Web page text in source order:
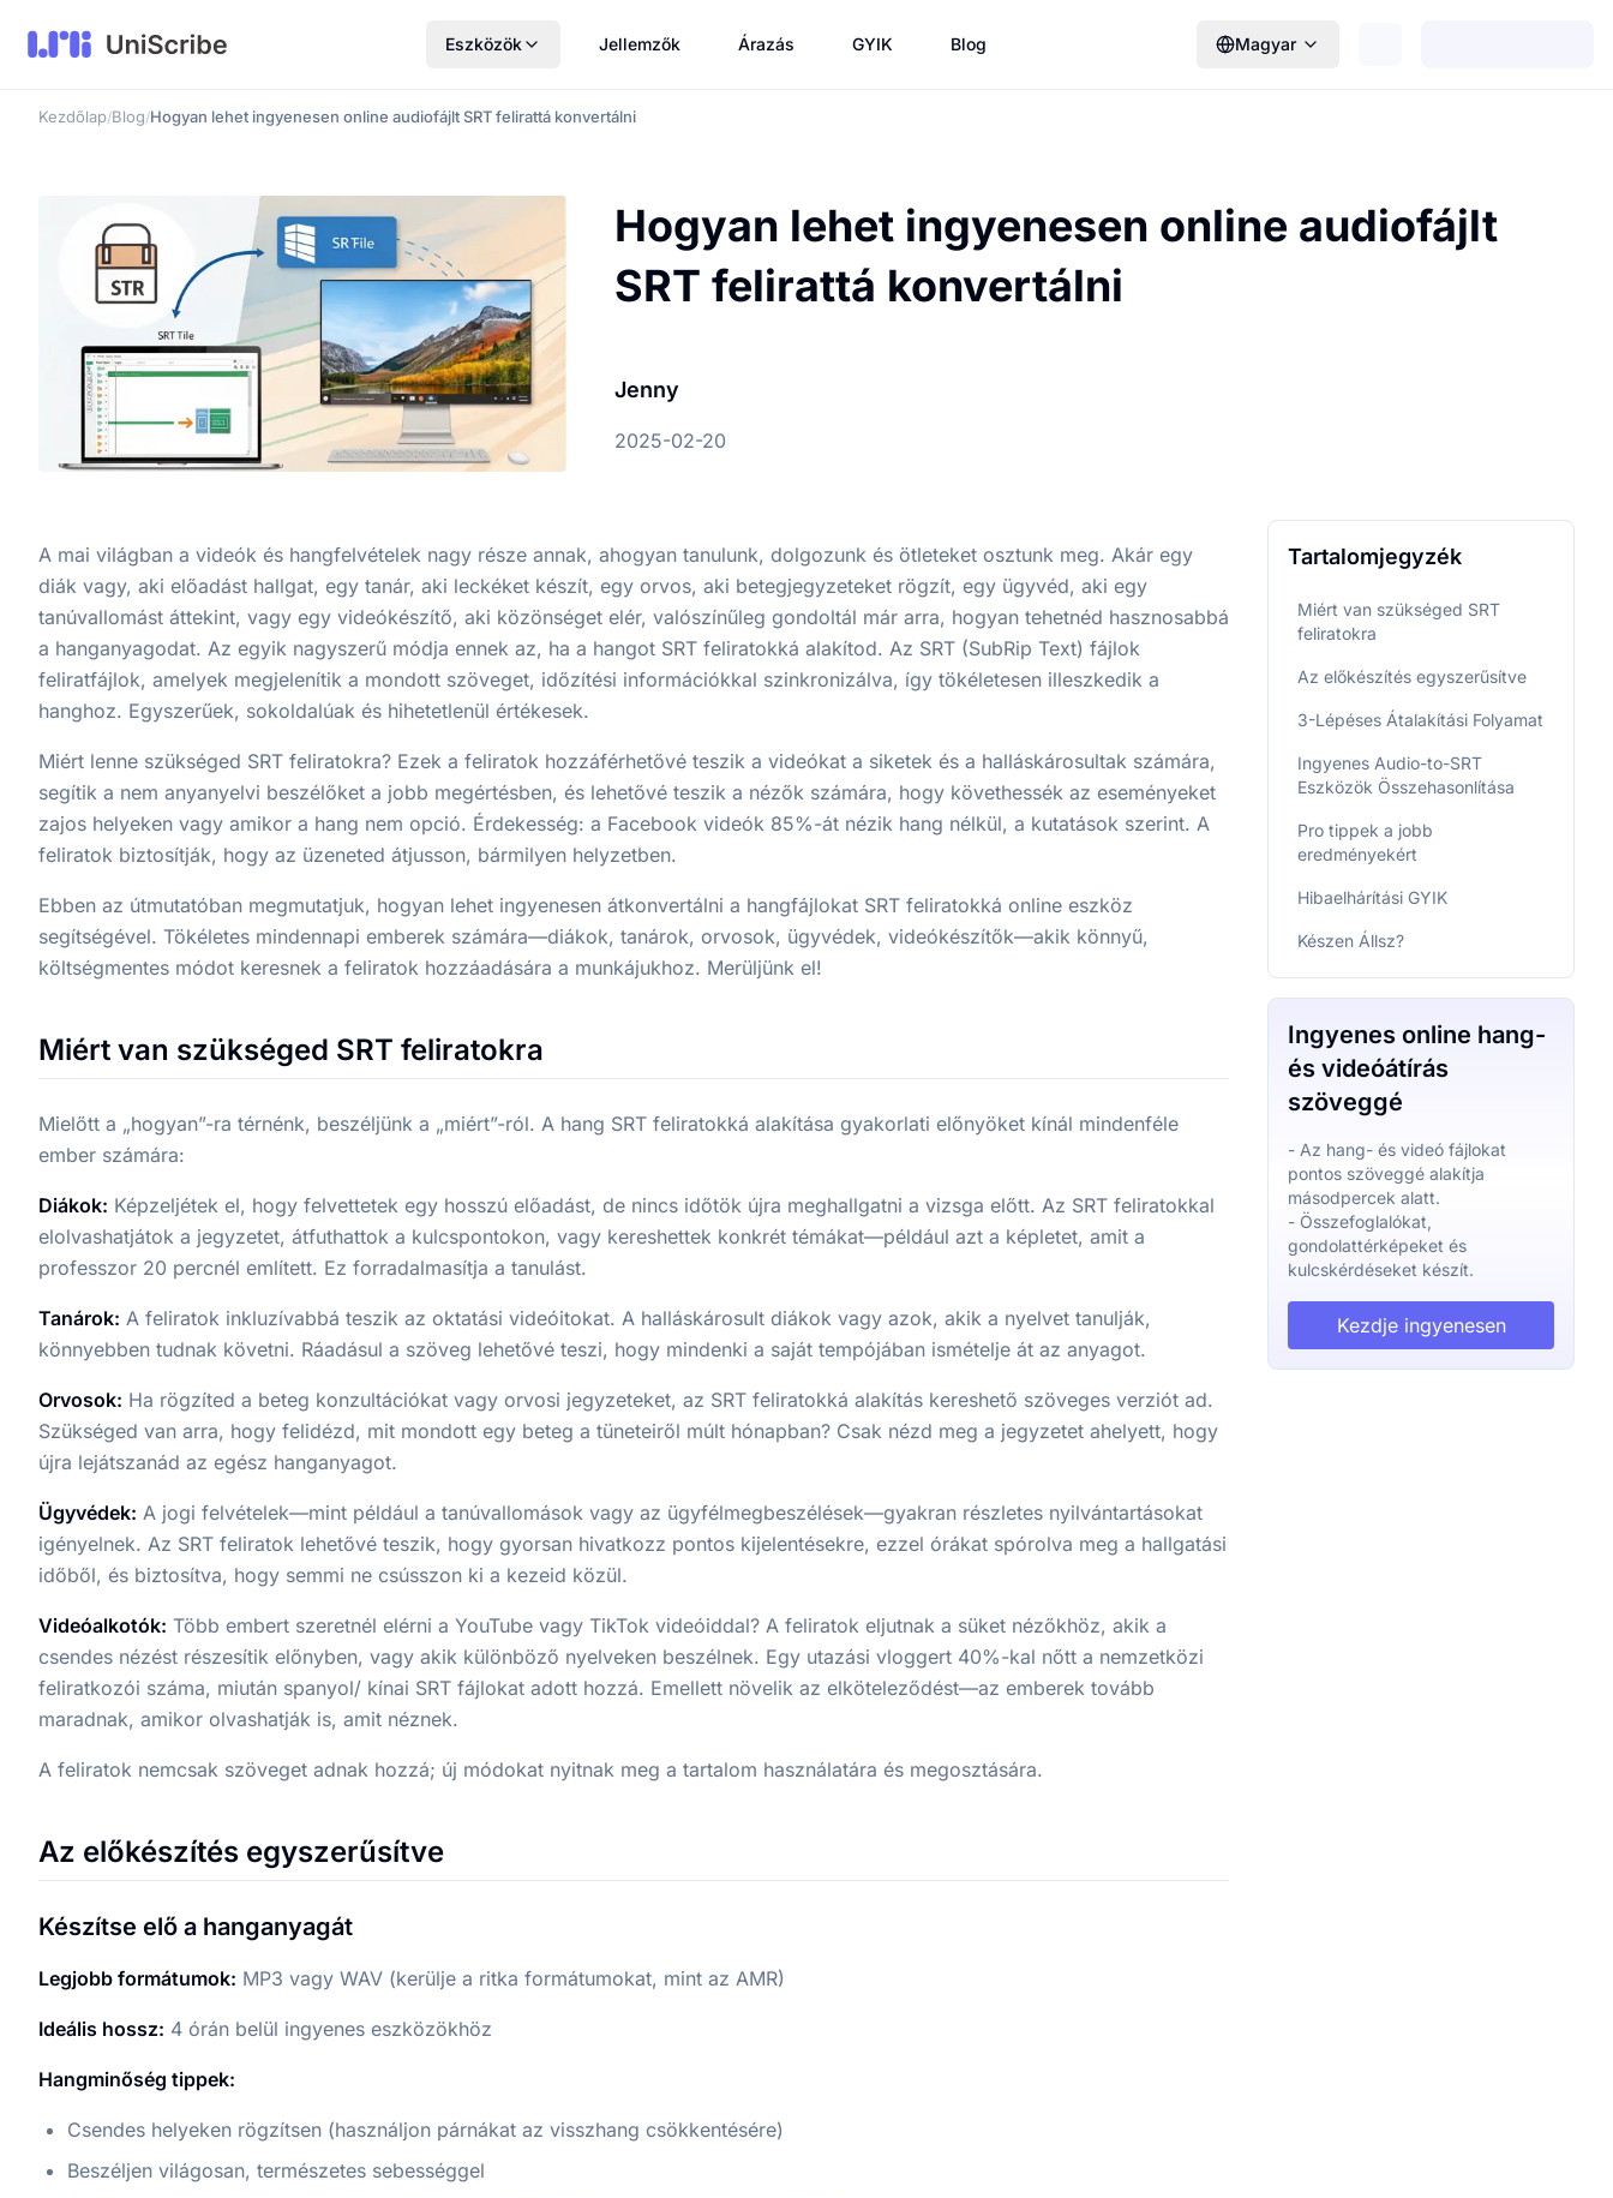
Eszközök Jellemzők Árazás GYIK Blog Magyar
Kezdőlap/Blog/Hogyan lehet ingyenesen online audiofájlt SRT felirattá konvertálni
Hogyan lehet ingyenesen online audiofájlt
SRT felirattá konvertálni
Jenny
2025-02-20
A mai világban a videók és hangfelvételek nagy része annak, ahogyan tanulunk, dolgozunk és ötleteket osztunk meg. Akár egy
diák vagy, aki előadást hallgat, egy tanár, aki leckéket készít, egy orvos, aki betegjegyzeteket rögzít, egy ügyvéd, aki egy
tanúvallomást áttekint, vagy egy videókészítő, aki közönséget elér, valószínűleg gondoltál már arra, hogyan tehetnéd hasznosabbá
a hanganyagodat. Az egyik nagyszerű módja ennek az, ha a hangot SRT feliratokká alakítod. Az SRT (SubRip Text) fájlok
feliratfájlok, amelyek megjelenítik a mondott szöveget, időzítési információkkal szinkronizálva, így tökéletesen illeszkedik a
hanghoz. Egyszerűek, sokoldalúak és hihetetlenül értékesek.
Miért lenne szükséged SRT feliratokra? Ezek a feliratok hozzáférhetővé teszik a videókat a siketek és a halláskárosultak számára,
segítik a nem anyanyelvi beszélőket a jobb megértésben, és lehetővé teszik a nézők számára, hogy követhessék az eseményeket
zajos helyeken vagy amikor a hang nem opció. Érdekesség: a Facebook videók 85%-át nézik hang nélkül, a kutatások szerint. A
feliratok biztosítják, hogy az üzeneted átjusson, bármilyen helyzetben.
Ebben az útmutatóban megmutatjuk, hogyan lehet ingyenesen átkonvertálni a hangfájlokat SRT feliratokká online eszköz
segítségével. Tökéletes mindennapi emberek számára—diákok, tanárok, orvosok, ügyvédek, videókészítők—akik könnyű,
költségmentes módot keresnek a feliratok hozzáadására a munkájukhoz. Merüljünk el!
Miért van szükséged SRT feliratokra
Mielőtt a „hogyan”-ra térnénk, beszéljünk a „miért”-ról. A hang SRT feliratokká alakítása gyakorlati előnyöket kínál mindenféle
ember számára:
Diákok: Képzeljétek el, hogy felvettetek egy hosszú előadást, de nincs időtök újra meghallgatni a vizsga előtt. Az SRT feliratokkal
elolvashatjátok a jegyzetet, átfuthattok a kulcspontokon, vagy kereshettek konkrét témákat—például azt a képletet, amit a
professzor 20 percnél említett. Ez forradalmasítja a tanulást.
Tanárok: A feliratok inkluzívabbá teszik az oktatási videóitokat. A halláskárosult diákok vagy azok, akik a nyelvet tanulják,
könnyebben tudnak követni. Ráadásul a szöveg lehetővé teszi, hogy mindenki a saját tempójában ismételje át az anyagot.
Orvosok: Ha rögzíted a beteg konzultációkat vagy orvosi jegyzeteket, az SRT feliratokká alakítás kereshető szöveges verziót ad.
Szükséged van arra, hogy felidézd, mit mondott egy beteg a tüneteiről múlt hónapban? Csak nézd meg a jegyzetet ahelyett, hogy
újra lejátszanád az egész hanganyagot.
Ügyvédek: A jogi felvételek—mint például a tanúvallomások vagy az ügyfélmegbeszélések—gyakran részletes nyilvántartásokat
igényelnek. Az SRT feliratok lehetővé teszik, hogy gyorsan hivatkozz pontos kijelentésekre, ezzel órákat spórolva meg a hallgatási
időből, és biztosítva, hogy semmi ne csússzon ki a kezeid közül.
Videóalkotók: Több embert szeretnél elérni a YouTube vagy TikTok videóiddal? A feliratok eljutnak a süket nézőkhöz, akik a
csendes nézést részesítik előnyben, vagy akik különböző nyelveken beszélnek. Egy utazási vloggert 40%-kal nőtt a nemzetközi
feliratkozói száma, miután spanyol/ kínai SRT fájlokat adott hozzá. Emellett növelik az elköteleződést—az emberek tovább
maradnak, amikor olvashatják is, amit néznek.
A feliratok nemcsak szöveget adnak hozzá; új módokat nyitnak meg a tartalom használatára és megosztására.
Az előkészítés egyszerűsítve
Készítse elő a hanganyagát
Legjobb formátumok: MP3 vagy WAV (kerülje a ritka formátumokat, mint az AMR)
Ideális hossz: 4 órán belül ingyenes eszközökhöz
Hangminőség tippek:
Csendes helyeken rögzítsen (használjon párnákat az visszhang csökkentésére)
Beszéljen világosan, természetes sebességgel
Tartalomjegyzék
Miért van szükséged SRT
feliratokra
Az előkészítés egyszerűsítve
3-Lépéses Átalakítási Folyamat
Ingyenes Audio-to-SRT
Eszközök Összehasonlítása
Pro tippek a jobb
eredményekért
Hibaelhárítási GYIK
Készen Állsz?
Ingyenes online hang-
és videóátírás
szöveggé
- Az hang- és videó fájlokat
pontos szöveggé alakítja
másodpercek alatt.
- Összefoglalókat,
gondolattérképeket és
kulcskérdéseket készít.
Kezdje ingyenesen